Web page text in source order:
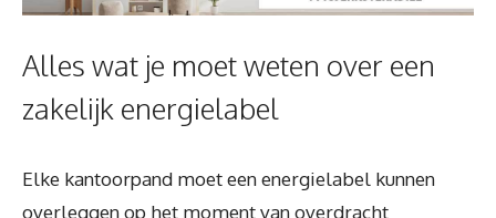
Alles wat je moet weten over een
zakelijk energielabel
Elke kantoorpand moet een energielabel kunnen
overleggen op het moment van overdracht